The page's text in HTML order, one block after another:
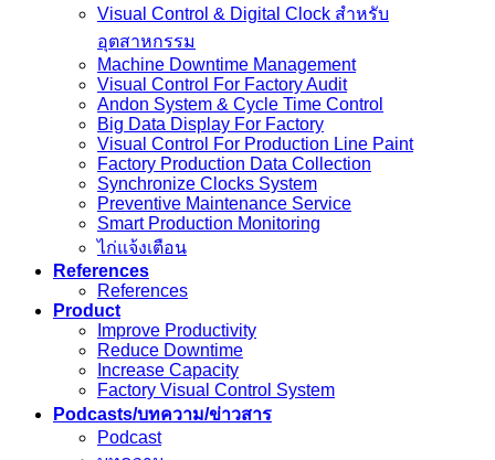
Visual Control & Digital Clock สำหรับ
อุตสาหกรรม
Machine Downtime Management
Visual Control For Factory Audit
Andon System & Cycle Time Control
Big Data Display For Factory
Visual Control For Production Line Paint
Factory Production Data Collection
Synchronize Clocks System
Preventive Maintenance Service
Smart Production Monitoring
ไก่แจ้งเตือน
References
References
Product
Improve Productivity
Reduce Downtime
Increase Capacity
Factory Visual Control System
Podcasts/บทความ/ข่าวสาร
Podcast